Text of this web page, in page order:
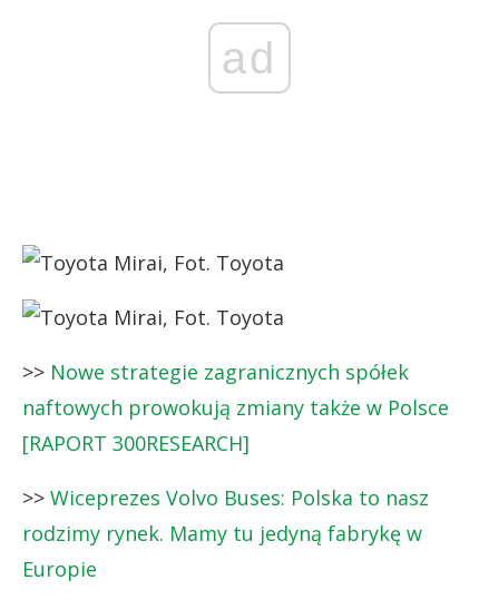
ad
>> Nowe strategie zagranicznych spółek
naftowych prowokują zmiany także w Polsce
[RAPORT 300RESEARCH]
>> Wiceprezes Volvo Buses: Polska to nasz
rodzimy rynek. Mamy tu jedyną fabrykę w
Europie